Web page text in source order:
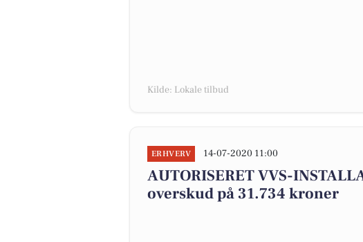
Kilde: Lokale tilbud
ERHVERV 14-07-2020 11:00
AUTORISERET VVS-
overskud på 31.734 kroner